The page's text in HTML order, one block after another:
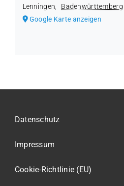
Lenningen
Badenwürttemberg
Google Karte anzeigen
Datenschutz
Impressum
Cookie-Richtlinie (EU)